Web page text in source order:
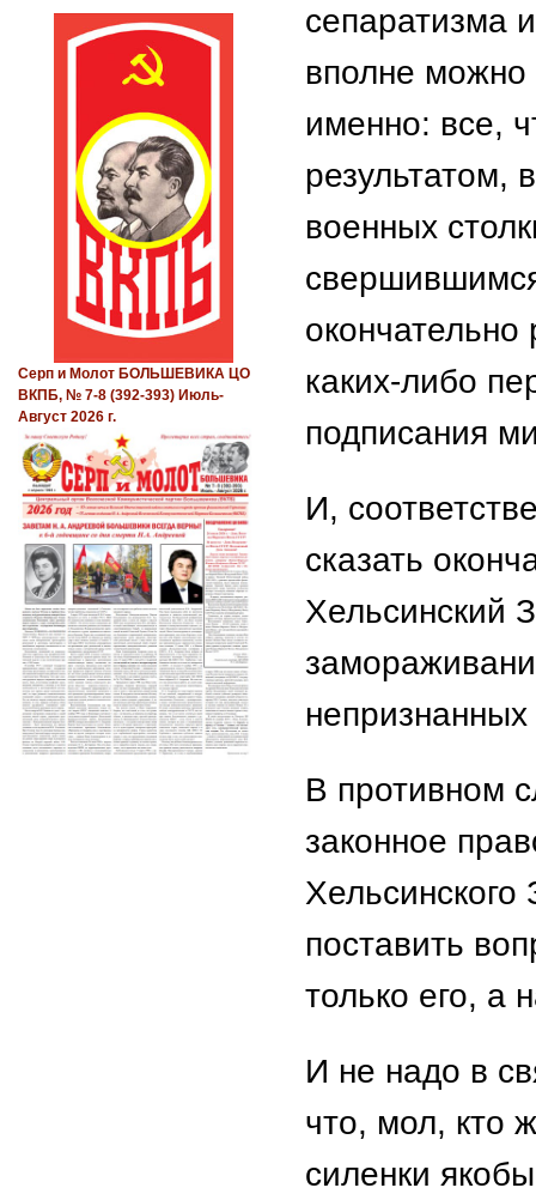
сепаратизма
вполне можно
именно: все,
результатом,
военных
каких-либо
подписания
И,
сказать
Хельсинский
В противном
законное
Хельсинского
поставить
только его, а
И не надо в
что, мол, кто
силенки
Серп и Молот БОЛЬШЕВИКА ЦО
ВКПБ, № 7-8 (392-393) Июль-
Август 2026 г.